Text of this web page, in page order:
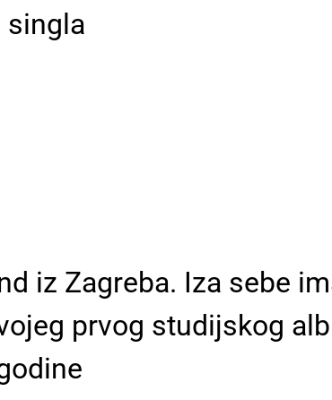
singla
iz Zagreba. Iza sebe
prvog studijskog